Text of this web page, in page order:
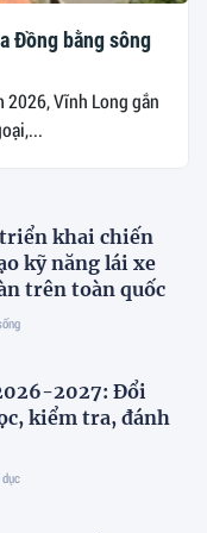
Đồng bằng sông
2026, Vĩnh Long gắn
triển khai chiến
kỹ năng lái xe
trên toàn quốc
2027: Đổi
kiểm tra, đánh
dục